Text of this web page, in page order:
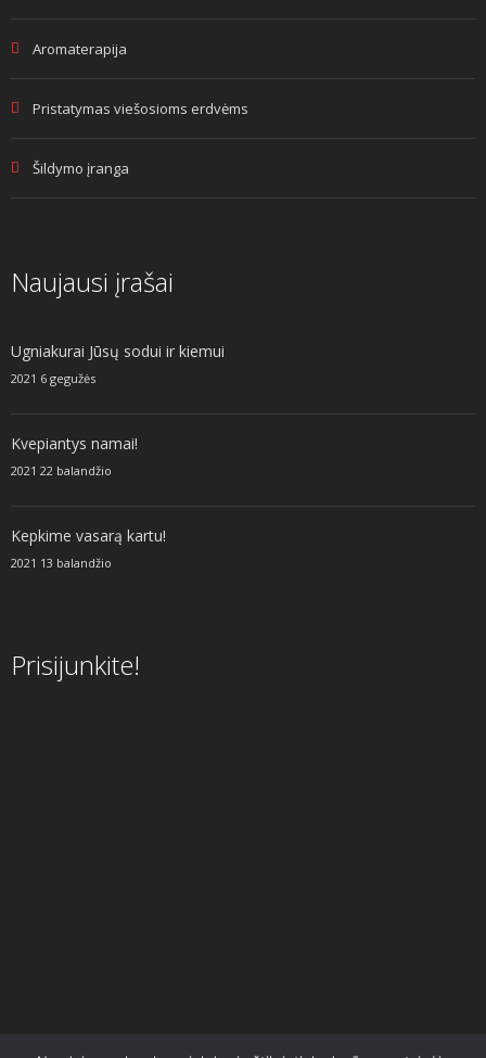
Aromaterapija
Pristatymas viešosioms erdvėms
Šildymo įranga
Naujausi įrašai
Ugniakurai Jūsų sodui ir kiemui
2021 6 gegužės
Kvepiantys namai!
2021 22 balandžio
Kepkime vasarą kartu!
2021 13 balandžio
Prisijunkite!